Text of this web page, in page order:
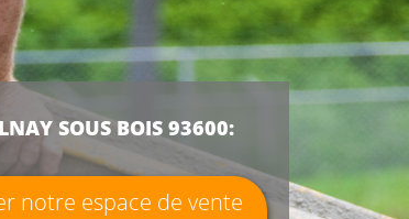
SOUS BOIS 93600:
notre espace de vente